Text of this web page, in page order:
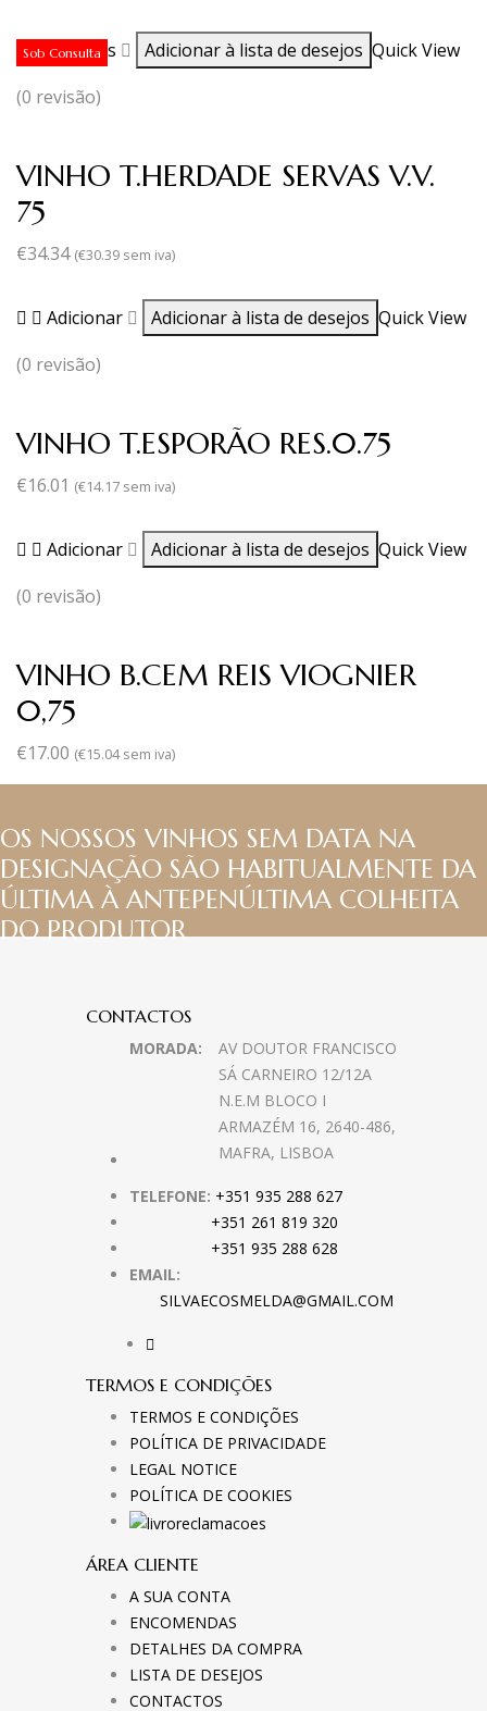
Sob Consulta
Ler mais Adicionar à lista de desejos Quick View
(0 revisão)
VINHO T.HERDADE SERVAS V.V.
75
€34.34 (€30.39 sem iva)
Adicionar Adicionar à lista de desejos Quick View
(0 revisão)
VINHO T.ESPORÃO RES.0.75
€16.01 (€14.17 sem iva)
Adicionar Adicionar à lista de desejos Quick View
(0 revisão)
VINHO B.CEM REIS VIOGNIER
0,75
€17.00 (€15.04sem iva)
OS NOSSOS VINHOS SEM DATA NA
DESIGNAÇÃO SÃO HABITUALMENTE DA
ÚLTIMA À ANTEPENÚLTIMA COLHEITA
DO PRODUTOR
CONTACTOS
MORADA:
AV DOUTOR FRANCISCO
SÁ CARNEIRO 12/12A
N.E.M BLOCO I
ARMAZÉM 16, 2640-486,
MAFRA, LISBOA
TELEFONE: +351 935 288 627
+351 261 819 320
+351 935 288 628
EMAIL:
SILVAECOSMELDA@GMAIL.COM
TERMOS E CONDIÇÕES
TERMOS E CONDIÇÕES
POLÍTICA DE PRIVACIDADE
LEGAL NOTICE
POLÍTICA DE COOKIES
ÁREA CLIENTE
A SUA CONTA
ENCOMENDAS
DETALHES DA COMPRA
LISTA DE DESEJOS
CONTACTOS